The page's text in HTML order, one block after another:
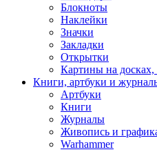
Блокноты
Наклейки
Значки
Закладки
Открытки
Картины на досках,
Книги, артбуки и
Артбуки
Книги
Журналы
Живопись и
Warhammer